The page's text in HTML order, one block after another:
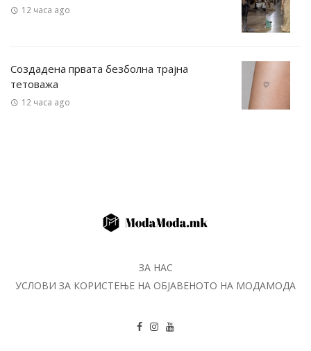
12 часа ago
Создадена првата безболна трајна
тетоважа
12 часа ago
ЗА НАС
УСЛОВИ ЗА КОРИСТЕЊЕ НА ОБЈАВЕНОТО НА МОДАМОДА